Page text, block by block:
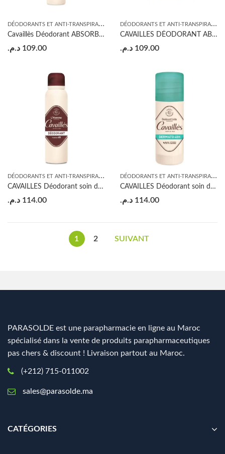
D
ÉODORANTS ET ANTI-TRANSPIRANTS HYGIÈNE
Cavaillès Déodorant ABSORB+ SPRAY COMPRESSÉ EFFICACITÉ 48H 75ML
109.00 د.م.
D
ÉODORANTS ET ANTI-TRANSPIRANTS
CAVAILLES DÉODORANT ABSORB+ ROLL ON HOMME 50ML
109.00 د.م.
D
ÉODORANTS ET ANTI-TRANSPIRANTS HYGIÈNE
CAVAILLES Déodorant soin dermato spray HOMME 48H SS. SEL ALUM SPRAY 150ML
114.00 د.م.
D
ÉODORANTS ET ANTI-TRANSPIRANTS
CAVAILLES Déodorant soin dermato 48H Sans sels d’aluminium STICK 40ML
114.00 د.م.
1 2 SUIVANT
PARASOLDE est une parapharmacie en ligne au Maroc
spécialisé dans la vente de produits parapharmaceutiques
pas chers & discount ! Livraison partout au Maroc.
(+212) 715-011002
sales@parasolde.ma
CATÉGORIES